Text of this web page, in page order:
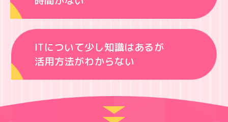
ITについて少し知識はあるが
活用方法がわからない